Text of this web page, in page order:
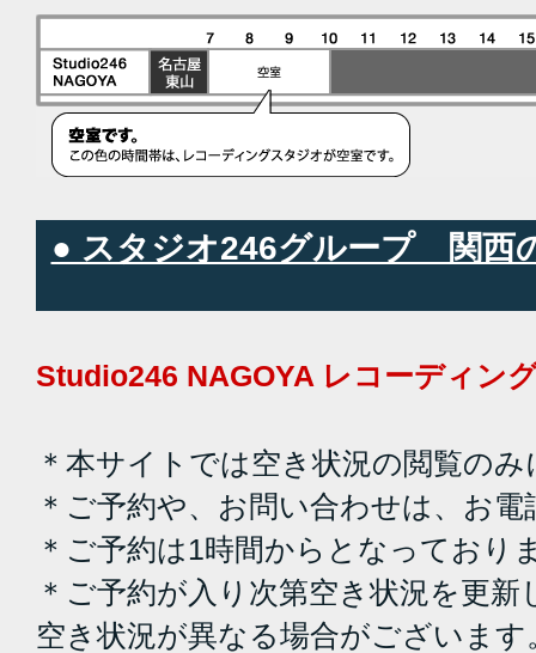
● スタジオ246グループ 関西
Studio246 NAGOYA レコーディン
＊本サイトでは空き状況の閲覧の
＊ご予約や、お問い合わせは、お
＊ご予約は1時間からとなっており
＊ご予約が入り次第空き状況を更
空き状況が異なる場合がございます